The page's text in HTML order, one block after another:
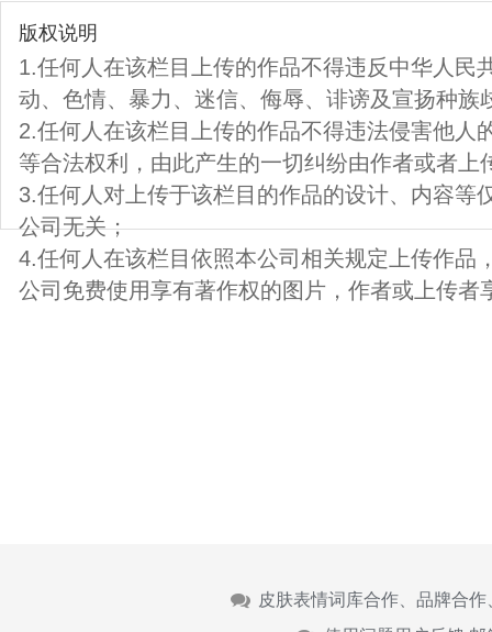
版权说明
1.任何人在该栏目上传的作品不得违反中华人民
动、色情、暴力、迷信、侮辱、诽谤及宣扬种族
2.任何人在该栏目上传的作品不得违法侵害他人
等合法权利，由此产生的一切纠纷由作者或者上
3.任何人对上传于该栏目的作品的设计、内容等
公司无关；
4.任何人在该栏目依照本公司相关规定上传作品
公司免费使用享有著作权的图片，作者或上传者
皮肤表情词库合作、品牌合